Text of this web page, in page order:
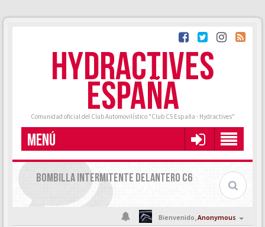
HYDRACTIVES
ESPAÑA
Comunidad oficial del Club Automovilístico "Club C5 España - Hydractives"
MENÚ
BOMBILLA INTERMITENTE DELANTERO C6
Bienvenido,Anonymous